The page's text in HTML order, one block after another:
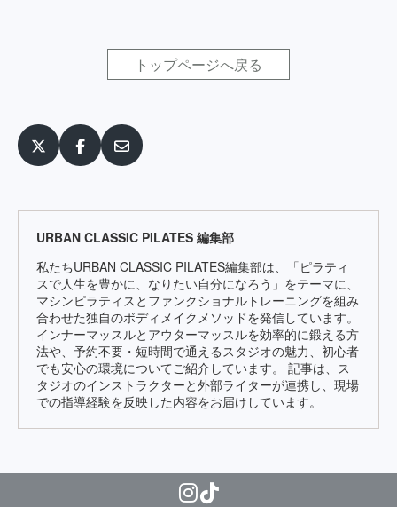
トップページへ戻る
URBAN CLASSIC PILATES 編集部
私たちURBAN CLASSIC PILATES編集部は、「ピラティ
スで人生を豊かに、なりたい自分になろう」をテーマに、
マシンピラティスとファンクショナルトレーニングを組み
合わせた独自のボディメイクメソッドを発信しています。
インナーマッスルとアウターマッスルを効率的に鍛える方
法や、予約不要・短時間で通えるスタジオの魅力、初心者
でも安心の環境についてご紹介しています。 記事は、ス
タジオのインストラクターと外部ライターが連携し、現場
での指導経験を反映した内容をお届けしています。